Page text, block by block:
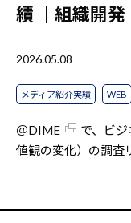
績
｜組織開
2026.05.08
メディア紹介実績 WEB
＠DIME
で、ビ
値観の変化）の調査